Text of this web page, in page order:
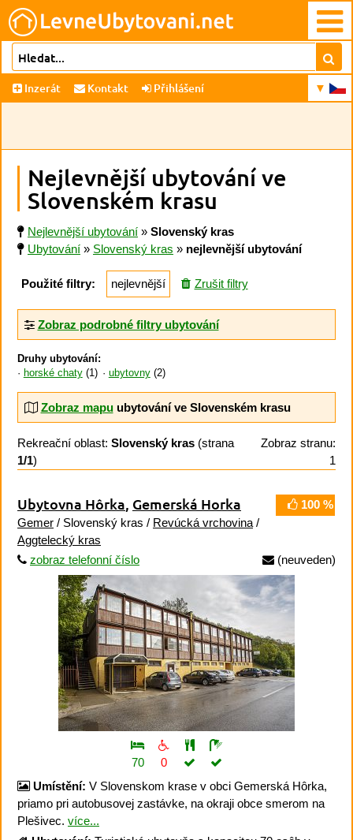
Inzerát Kontakt Přihlášení
Nejlevnější ubytování ve
Slovenském krasu
Nejlevnější ubytování » Slovenský kras
Ubytování » Slovenský kras » nejlevnější ubytování
Použité filtry: nejlevnější Zrušit filtry
Zobraz podrobné filtry ubytování
Druhy ubytování:
horské chaty(1) ubytovny(2)
Zobraz mapuubytování ve Slovenském krasu
Rekreační oblast: Slovenský kras (strana
1/1)
Zobraz stranu:
1
100 %
Ubytovna Hôrka, Gemerská Horka
Gemer / Slovenský kras / Revúcká vrchovina /
Aggtelecký kras
zobraz telefonní číslo
(neuveden)
70
0
Umístění: V Slovenskom krase v obci Gemerská Hôrka,
priamo pri autobusovej zastávke, na okraji obce smerom na
Plešivec. více...